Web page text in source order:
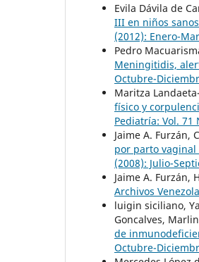
Evila Dávila de
III en niños
(2012): Enero-
Pedro
Meningitidis,
Octubre-
Maritza
físico y
Pediatría: Vol.
Jaime A. Furzán,
por parto vaginal
(2008): Julio-
Jaime A. Furzán,
Archivos
luigin siciliano,
Goncalves,
de
Octubre-